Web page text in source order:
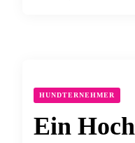
HUNDTERNEHMER
Ein